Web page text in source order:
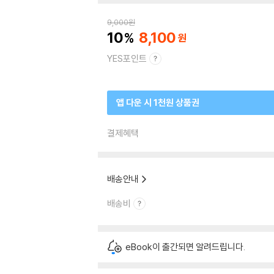
9,000원
10 8,100
YES포인트
앱 다운 시 1천원 상품권
결제혜택
배송안내
배송비
eBook이 출간되면 알려드립니다.